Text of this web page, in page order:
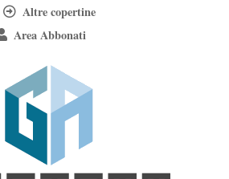
Altre copertine
Area Abbonati